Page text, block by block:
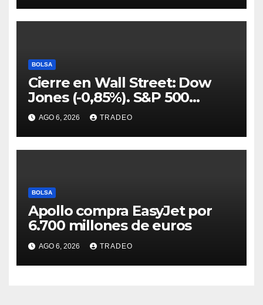
BOLSA
Cierre en Wall Street: Dow
Jones (-0,85%). S&P 500
(-0,18%) y Nasdaq (-0,06%)
AGO 6, 2026 TRADEO
BOLSA
Apollo compra EasyJet por
6.700 millones de euros
AGO 6, 2026 TRADEO